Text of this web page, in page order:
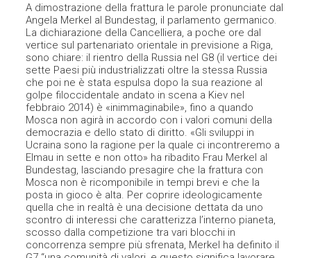
A dimostrazione della frattura le parole pronunciate dal
Angela Merkel al Bundestag, il parlamento germanico.
La dichiarazione della Cancelliera, a poche ore dal
vertice sul partenariato orientale in previsione a Riga,
sono chiare: il rientro della Russia nel G8 (il vertice dei
sette Paesi più industrializzati oltre la stessa Russia
che poi ne è stata espulsa dopo la sua reazione al
golpe filoccidentale andato in scena a Kiev nel
febbraio 2014) è «inimmaginabile», fino a quando
Mosca non agirà in accordo con i valori comuni della
democrazia e dello stato di diritto. «Gli sviluppi in
Ucraina sono la ragione per la quale ci incontreremo a
Elmau in sette e non otto» ha ribadito Frau Merkel al
Bundestag, lasciando presagire che la frattura con
Mosca non è ricomponibile in tempi brevi e che la
posta in gioco è alta. Per coprire ideologicamente
quella che in realtà è una decisione dettata da uno
scontro di interessi che caratterizza l’interno pianeta,
scosso dalla competizione tra vari blocchi in
concorrenza sempre più sfrenata, Merkel ha definito il